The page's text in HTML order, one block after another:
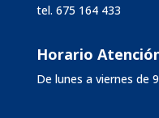
tel. 675 164 433
Horario
De lunes a viernes de